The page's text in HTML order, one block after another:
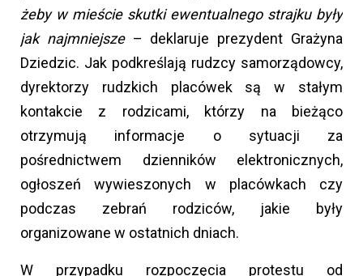
żeby w mieście skutki ewentualnego strajku były
jak najmniejsze– deklaruje prezydent Grażyna
Dziedzic. Jak podkreślają rudzcy samorządowcy,
dyrektorzy rudzkich placówek są w stałym
kontakcie z rodzicami, którzy na bieżąco
otrzymują informacje o sytuacji za
pośrednictwem dzienników elektronicznych,
ogłoszeń wywieszonych w placówkach czy
podczas zebrań rodziców, jakie były
organizowane w ostatnich dniach.
W przypadku rozpoczęcia protestu od